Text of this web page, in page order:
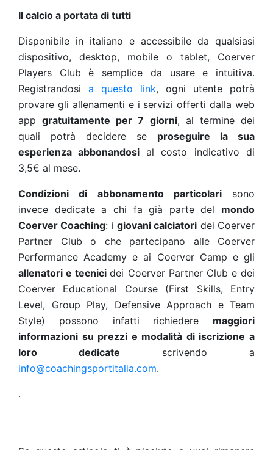
Il calcio a portata di tutti
Disponibile in italiano e accessibile da qualsiasi
dispositivo, desktop, mobile o tablet, Coerver
Players Club è semplice da usare e intuitiva.
Registrandosi a questo link, ogni utente potrà
provare gli allenamenti e i servizi offerti dalla web
appgratuitamente per 7 giorni, al termine dei
quali potrà decidere se proseguire la sua
esperienza abbonandosi al costo indicativo di
3,5€ al mese.
Condizioni di abbonamento particolarisono
invece dedicate a chi fa già parte del mondo
Coerver Coaching: igiovani calciatori dei Coerver
Partner Club o che partecipano alle Coerver
Performance Academy e ai Coerver Camp e gli
allenatori e tecnicidei Coerver Partner Club e dei
Coerver Educational Course (First Skills, Entry
Level, Group Play, Defensive Approach e Team
Style)
possono infatti richiedere maggiori
informazioni su prezzi e modalità di iscrizione a
loro dedicate scrivendo a
info@coachingsportitalia.com.
.